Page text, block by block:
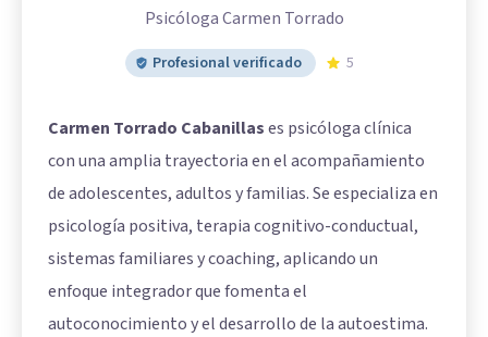
Psicóloga Carmen Torrado
Profesional verificado 5
Carmen Torrado Cabanillases psicóloga clínica
con una amplia trayectoria en el acompañamiento
de adolescentes, adultos y familias. Se especializa en
psicología positiva, terapia cognitivo-conductual,
sistemas familiares y coaching, aplicando un
enfoque integrador que fomenta el
autoconocimiento y el desarrollo de la autoestima.